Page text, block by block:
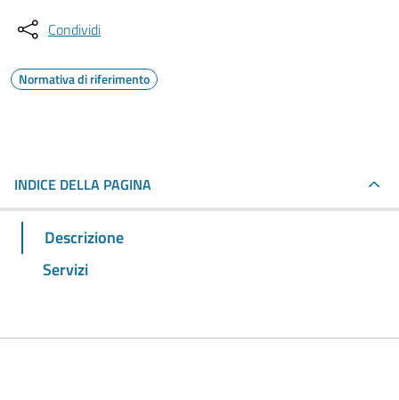
Condividi
Normativa di riferimento
INDICE DELLA PAGINA
Descrizione
Servizi